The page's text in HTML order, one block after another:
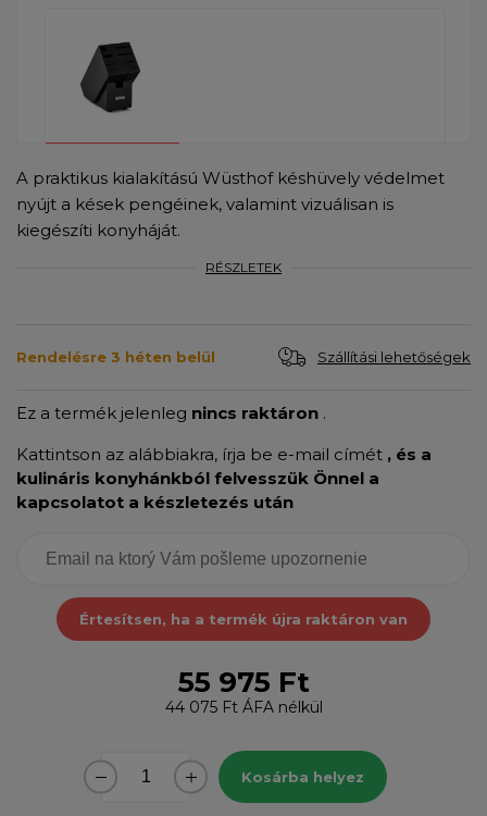
A praktikus kialakítású Wüsthof késhüvely védelmet
nyújt a kések pengéinek, valamint vizuálisan is
kiegészíti konyháját.
RÉSZLETEK
Rendelésre 3 héten belül Szállítási lehetőségek
Ez a termék jelenleg nincs raktáron .
Kattintson az alábbiakra, írja be e-mail címét , és a
kulináris konyhánkból felvesszük Önnel a
kapcsolatot a készletezés után
Értesítsen, ha a termék újra raktáron van
55 975 Ft
44 075 FtÁFA nélkül
Kosárba helyez